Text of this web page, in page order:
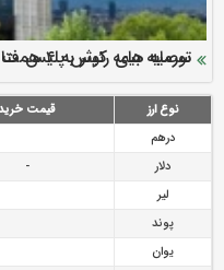
ارزش سهام عدالت بالا رفت
سرمایه بیمه کوثر به ۴ همت می‌رسد
نود ثانیه با فولاد سنگان
تقدیر دبیرکل سندیکای بیمه
رازی
توصیه های رئیس پلیس
پیشگیری از سرقت های
نوع ارز قیمت
درهم
دلار
-
لیر
پوند
یوان